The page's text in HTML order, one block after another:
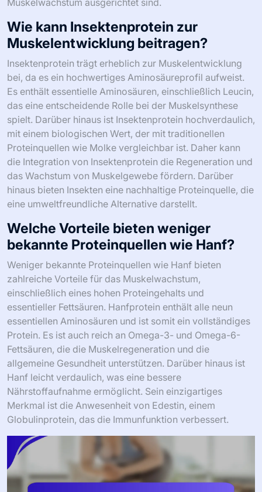
Muskelwachstum ausgerichtet sind.
Wie kann Insektenprotein zur
Muskelentwicklung beitragen?
Insektenprotein trägt erheblich zur Muskelentwicklung
bei, da es ein hochwertiges Aminosäureprofil aufweist.
Es enthält essentielle Aminosäuren, einschließlich Leucin,
das eine entscheidende Rolle bei der Muskelsynthese
spielt. Darüber hinaus ist Insektenprotein hochverdaulich,
mit einem biologischen Wert, der mit traditionellen
Proteinquellen wie Molke vergleichbar ist. Daher kann
die Integration von Insektenprotein die Regeneration und
das Wachstum von Muskelgewebe fördern. Darüber
hinaus bieten Insekten eine nachhaltige Proteinquelle, die
eine umweltfreundliche Alternative darstellt.
Welche Vorteile bieten weniger
bekannte Proteinquellen wie Hanf?
Weniger bekannte Proteinquellen wie Hanf bieten
zahlreiche Vorteile für das Muskelwachstum,
einschließlich eines hohen Proteingehalts und
essentieller Fettsäuren. Hanfprotein enthält alle neun
essentiellen Aminosäuren und ist somit ein vollständiges
Protein. Es ist auch reich an Omega-3- und Omega-6-
Fettsäuren, die die Muskelregeneration und die
allgemeine Gesundheit unterstützen. Darüber hinaus ist
Hanf leicht verdaulich, was eine bessere
Nährstoffaufnahme ermöglicht. Sein einzigartiges
Merkmal ist die Anwesenheit von Edestin, einem
Globulinprotein, das die Immunfunktion verbessert.